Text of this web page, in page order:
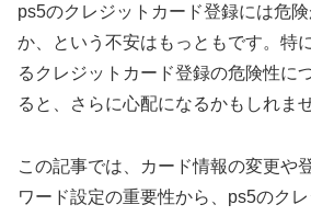
ps5のクレジットカード登録には危
か、という不安はもっともです。特
るクレジットカード登録の危険性に
ると、さらに心配になるかもしれませ
この記事では、カード情報の変更や
ワード設定の重要性から、ps5のク